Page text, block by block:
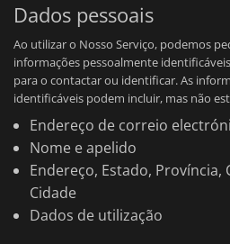
Dados pessoais
Ao utilizar o Nosso Serviço, podemos
informações pessoalmente
para o contactar ou identificar. As
identificáveis podem incluir, mas não
Endereço de correio
Nome e apelido
Endereço, Estado, Província,
Cidade
Dados de utilização